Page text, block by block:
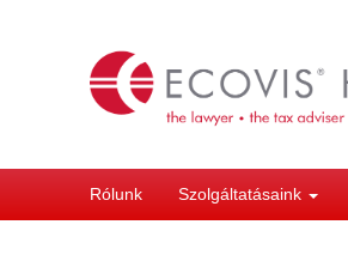
Rólunk Szolgáltatásaink